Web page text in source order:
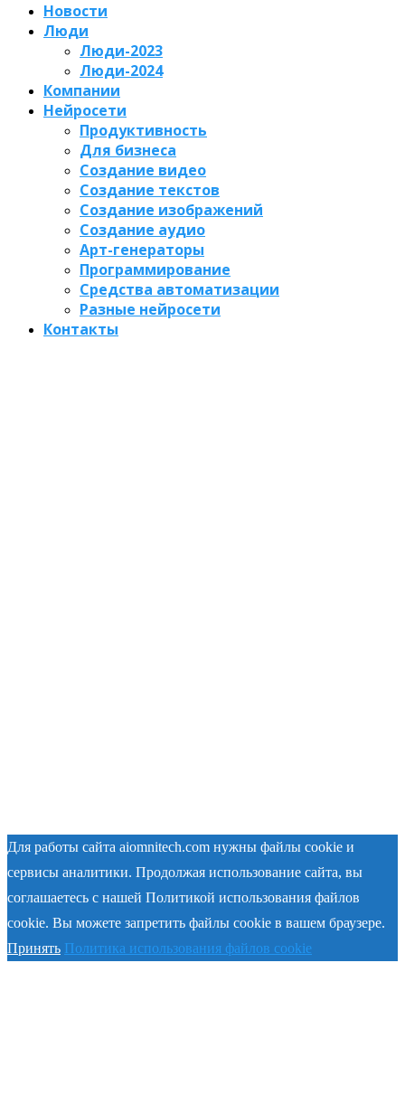
Новости
Люди
Люди-2023
Люди-2024
Компании
Нейросети
Продуктивность
Для бизнеса
Создание видео
Создание текстов
Создание изображений
Создание аудио
Арт-генераторы
Программирование
Средства автоматизации
Разные нейросети
Контакты
Для работы сайта aiomnitech.com нужны файлы cookie и
сервисы аналитики. Продолжая использование сайта, вы
соглашаетесь с нашей Политикой использования файлов
cookie. Вы можете запретить файлы cookie в вашем браузере.
Принять Политика использования файлов cookie